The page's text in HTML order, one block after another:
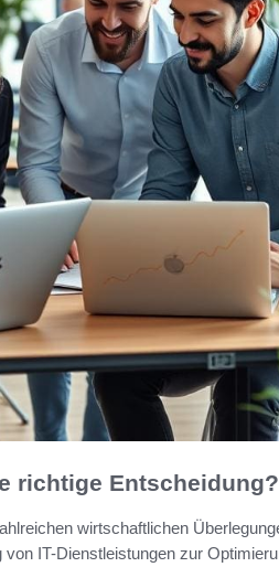
richtige Entscheidung?
wirtschaftlichen
IT-Dienstleistungen zur